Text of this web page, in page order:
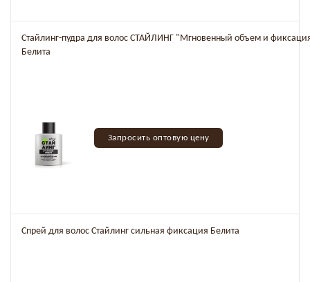
Стайлинг-пудра для волос СТАЙЛИНГ "Мгновенный объем и
Белита
Запросить оптовую цену
Спрей для волос Стайлинг сильная фиксация Белита